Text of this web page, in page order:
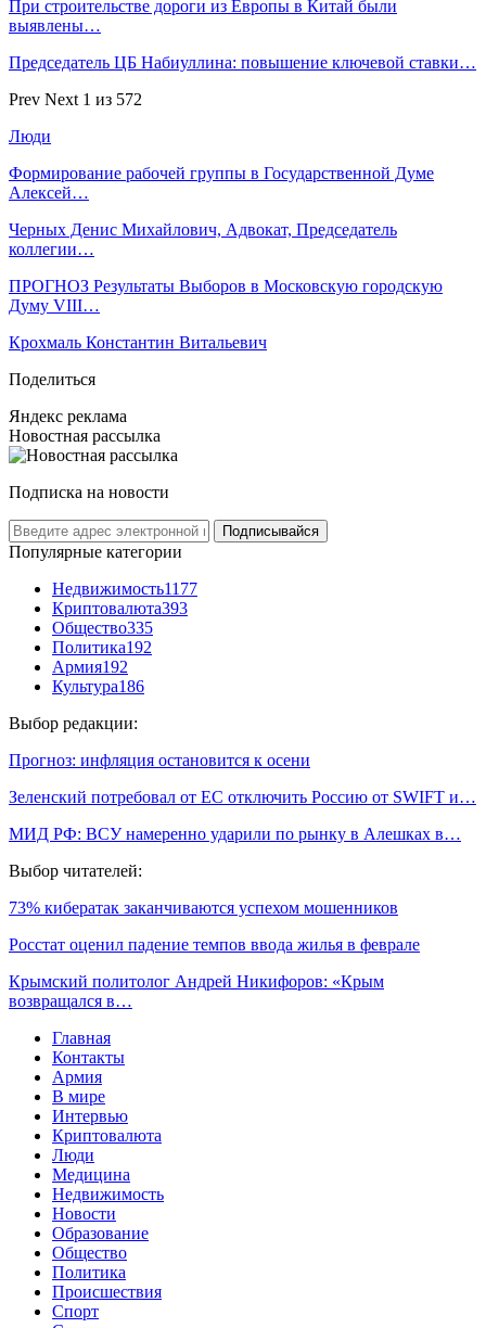
При строительстве дороги из Европы в Китай были
выявлены…
Председатель ЦБ Набиуллина: повышение ключевой ставки…
Prev Next 1 из 572
Люди
Формирование рабочей группы в Государственной Думе
Алексей…
Черных Денис Михайлович, Адвокат, Председатель
коллегии…
ПРОГНОЗ Результаты Выборов в Московскую городскую
Думу VIII…
Крохмаль Константин Витальевич
Поделиться
Яндекс реклама
Новостная рассылка
Подписка на новости
Подписывайся
Популярные категории
Недвижимость1177
Криптовалюта393
Общество335
Политика192
Армия192
Культура186
Выбор редакции:
Прогноз: инфляция остановится к осени
Зеленский потребовал от ЕС отключить Россию от SWIFT и…
МИД РФ: ВСУ намеренно ударили по рынку в Алешках в…
Выбор читателей:
73% кибератак заканчиваются успехом мошенников
Росстат оценил падение темпов ввода жилья в феврале
Крымский политолог Андрей Никифоров: «Крым
возвращался в…
Главная
Контакты
Армия
В мире
Интервью
Криптовалюта
Люди
Медицина
Недвижимость
Новости
Образование
Общество
Политика
Происшествия
Спорт